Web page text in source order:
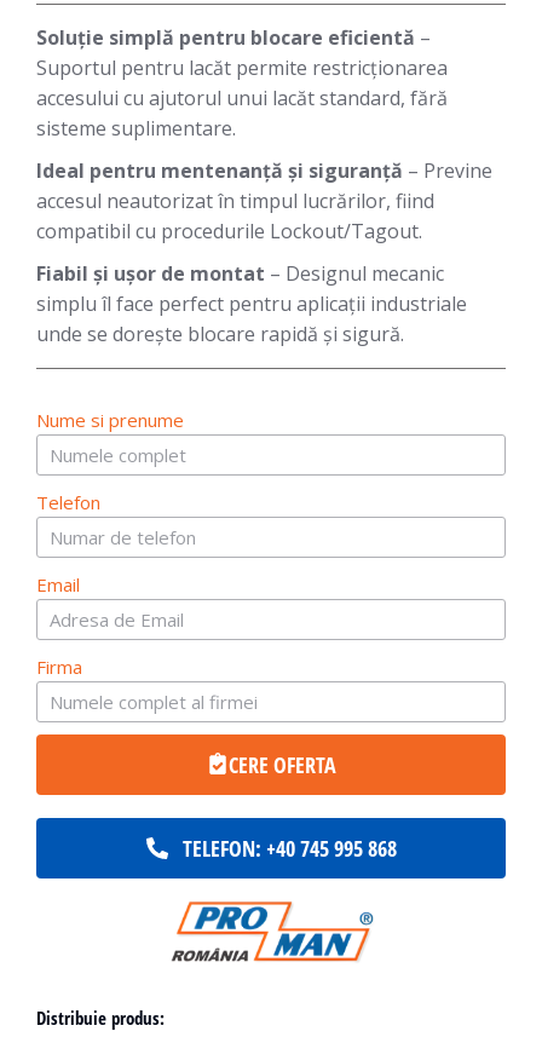
Soluție simplă pentru blocare eficientă –
Suportul pentru lacăt permite restricționarea
accesului cu ajutorul unui lacăt standard, fără
sisteme suplimentare.
Ideal pentru mentenanță și siguranță – Previne
accesul neautorizat în timpul lucrărilor, fiind
compatibil cu procedurile Lockout/Tagout.
Fiabil și ușor de montat – Designul mecanic
simplu îl face perfect pentru aplicații industriale
unde se dorește blocare rapidă și sigură.
Nume si prenume
Telefon
Email
Firma
CERE OFERTA
TELEFON: +40 745 995 868
Distribuie produs: